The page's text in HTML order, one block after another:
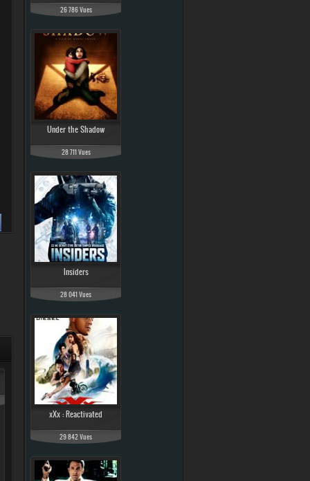
26 786 Vues
Under the Shadow
28 711 Vues
Insiders
28 041 Vues
xXx : Reactivated
29 842 Vues